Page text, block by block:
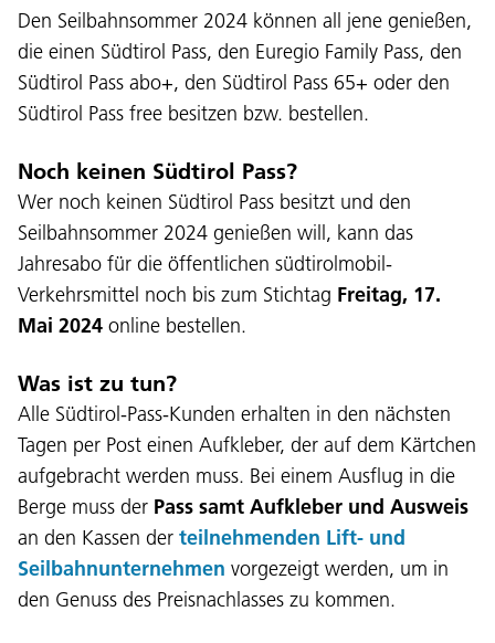
Sprache:
DEU
ITA LAD ENG
Service Desk:+39 0471 220880
Impressum Privacy und Cookie Policy
Nutzungsbedingungen
Beschwerden
Jobs
Den Seilbahnsommer 2024 können all jene genießen,
die einen Südtirol Pass, den Euregio Family Pass, den
Südtirol Pass abo+, den Südtirol Pass 65+ oder den
Südtirol Pass free besitzen bzw. bestellen.
Noch keinen Südtirol Pass?
Wer noch keinen Südtirol Pass besitzt und den
Seilbahnsommer 2024 genießen will, kann das
Jahresabo für die öffentlichen südtirolmobil-
Verkehrsmittel noch bis zum Stichtag Freitag, 17.
Mai 2024 online bestellen.
Was ist zu tun?
Alle Südtirol-Pass-Kunden erhalten in den nächsten
Tagen per Post einen Aufkleber, der auf dem Kärtchen
aufgebracht werden muss. Bei einem Ausflug in die
Berge muss der Pass samt Aufkleber und Ausweis
an den Kassen der teilnehmenden Lift- und
Seilbahnunternehmen vorgezeigt werden, um in
den Genuss des Preisnachlasses zu kommen.